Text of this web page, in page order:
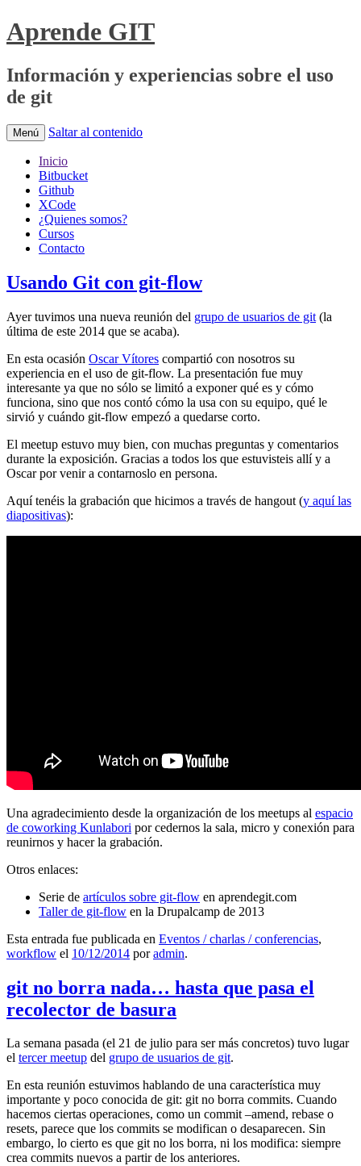
Aprende GIT
Información y experiencias sobre el uso
de git
Menú Saltar al contenido
Inicio
Bitbucket
Github
XCode
¿Quienes somos?
Cursos
Contacto
Usando Git con git-flow
Ayer tuvimos una nueva reunión del grupo de usuarios de git (la
última de este 2014 que se acaba).
En esta ocasión Oscar Vítores compartió con nosotros su
experiencia en el uso de git-flow. La presentación fue muy
interesante ya que no sólo se limitó a exponer qué es y cómo
funciona, sino que nos contó cómo la usa con su equipo, qué le
sirvió y cuándo git-flow empezó a quedarse corto.
El meetup estuvo muy bien, con muchas preguntas y comentarios
durante la exposición. Gracias a todos los que estuvisteis allí y a
Oscar por venir a contarnoslo en persona.
Aquí tenéis la grabación que hicimos a través de hangout (y aquí las
diapositivas):
Una agradecimiento desde la organización de los meetups al espacio
de coworking Kunlabori por cedernos la sala, micro y conexión para
reunirnos y hacer la grabación.
Otros enlaces:
Serie de artículos sobre git-flow en aprendegit.com
Taller de git-flow en la Drupalcamp de 2013
Esta entrada fue publicada en Eventos / charlas / conferencias,
workflow el 10/12/2014 poradmin.
git no borra nada… hasta que pasa el
recolector de basura
La semana pasada (el 21 de julio para ser más concretos) tuvo lugar
el tercer meetup del grupo de usuarios de git.
En esta reunión estuvimos hablando de una característica muy
importante y poco conocida de git: git no borra commits. Cuando
hacemos ciertas operaciones, como un commit –amend, rebase o
resets, parece que los commits se modifican o desaparecen. Sin
embargo, lo cierto es que git no los borra, ni los modifica: siempre
crea commits nuevos a partir de los anteriores.